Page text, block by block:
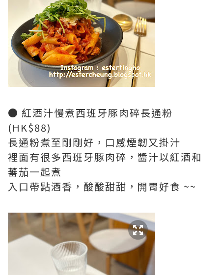
● 紅酒汁慢煮西班牙豚肉碎長通粉
(HK$88)
長通粉煮至剛剛好，口感煙韌又掛汁
裡面有很多西班牙豚肉碎，醬汁以紅酒和
蕃茄一起煮
入口帶點酒香，酸酸甜甜，開胃好食 ~~